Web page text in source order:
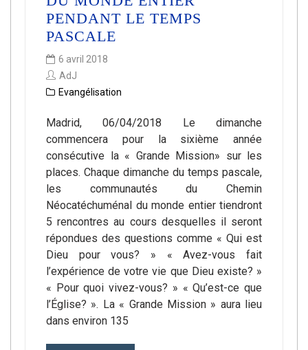
PENDANT LE TEMPS
PASCALE
6 avril 2018
AdJ
Evangélisation
Madrid, 06/04/2018 Le dimanche
commencera pour la sixième année
consécutive la « Grande Mission» sur les
places. Chaque dimanche du temps pascale,
les communautés du Chemin
Néocatéchuménal du monde entier tiendront
5 rencontres au cours desquelles il seront
répondues des questions comme « Qui est
Dieu pour vous? » « Avez-vous fait
l’expérience de votre vie que Dieu existe? »
« Pour quoi vivez-vous? » « Qu’est-ce que
l’Église? ». La « Grande Mission » aura lieu
dans environ 135